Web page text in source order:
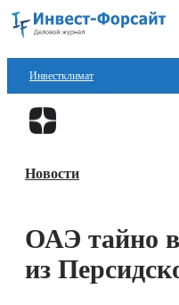
Инвестклимат
Финансы
Блокчейн
Новости
ОАЭ тайно
из